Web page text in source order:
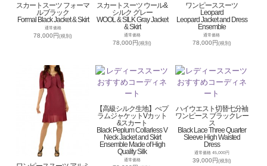
スカートスーツ フォーマ
ルブラック
Formal Black Jacket & Skirt
通常価格
78,000円(税別)
スカートスーツ ウール&
シルク グレー
WOOL & SILK Gray Jacket
& Skirt
通常価格
78,000円(税別)
ワンピーススーツ
Leopard
Leopard Jacket and Dress
Ensemble
通常価格
78,000円(税別)
【高級シルク生地】ぺプ
ラムジャケットVカット
&スカート
Black Peplum Collarless V
Neck Jacket and Skirt
Ensemble Made of High
Quality Silk
通常価格
ハイウエスト切替七分袖
ワンピース ブラックレー
ス
Black Lace Three Quarter
Sleeve High Waisted
Dress
通常価格 45,000円
39,000円(税別)